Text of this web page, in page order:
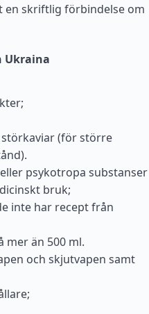
en skriftlig förbindelse om
Ukraina
störkaviar (för större
psykotropa substanser
bruk;
inte har recept från
mer än 500 ml.
och skjutvapen samt